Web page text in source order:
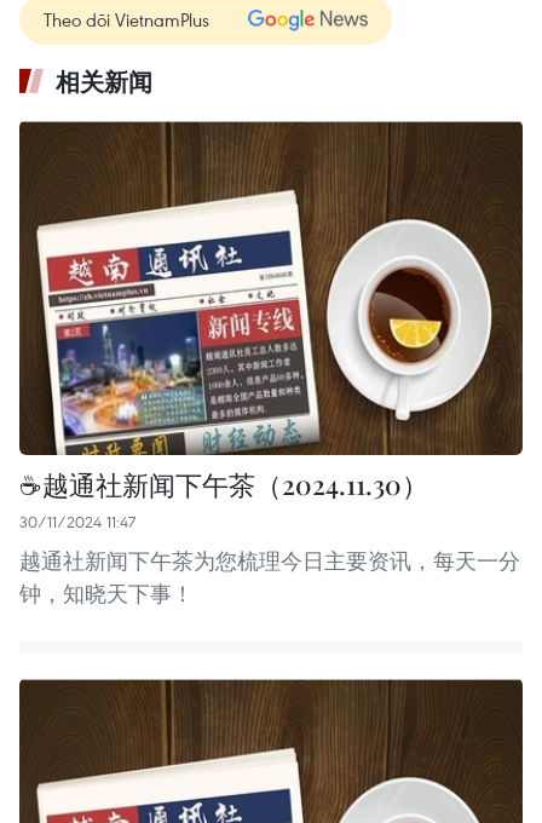
Theo dõi VietnamPlus
相关新闻
☕️越通社新闻下午茶（2024.11.30）
30/11/2024 11:47
越通社新闻下午茶为您梳理今日主要资讯，每天一分
钟，知晓天下事！